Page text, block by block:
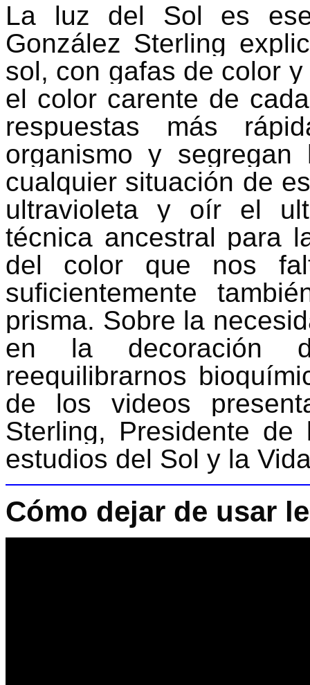
La luz del Sol es
González Sterling
sol, con gafas de color
el color carente de
respuestas más
organismo y segregan
cualquier situación de
ultravioleta y oír el
técnica ancestral para
del color que nos
suficientemente
prisma. Sobre la
en la decoración
reequilibrarnos
de los videos
Sterling, Presidente
estudios del Sol y la
Cómo dejar de usar